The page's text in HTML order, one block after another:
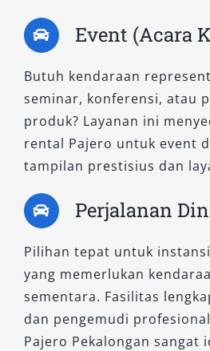
Dengan berbagai tipe mobil
yang tersedia, kami
dengan kebutuhan dan
Apakah Anda membutuhkan
tangguh untuk proyek
mewah untuk perjalanan
kami siap memberikan
Dapatkan informasi detail
rental Pajero kini semakin
layanan customer support
armada terbaru yang
prima.
Event (Acara
Butuh kendaraan
seminar, konferensi, atau
produk? Layanan ini
rental Pajero untuk event
tampilan prestisius dan
Perjalanan
Pilihan tepat untuk
yang memerlukan
sementara. Fasilitas
dan pengemudi
Pajero Pekalongan sangat